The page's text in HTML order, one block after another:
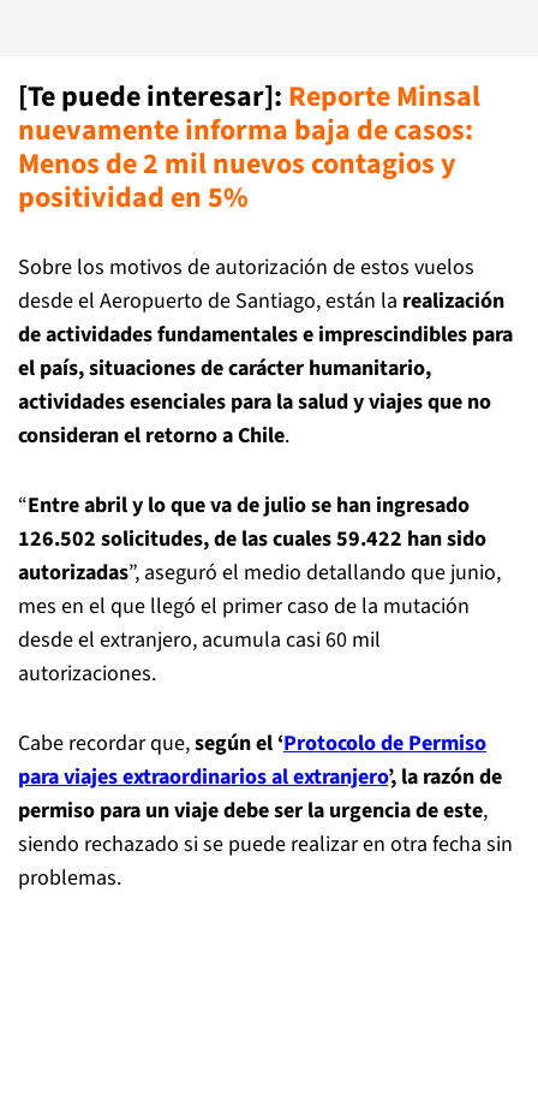
[Te puede interesar]: Reporte Minsal
nuevamente informa baja de casos:
Menos de 2 mil nuevos contagios y
positividad en 5%
Sobre los motivos de autorización de estos vuelos
desde el Aeropuerto de Santiago, están la realización
de actividades fundamentales e imprescindibles para
el país, situaciones de carácter humanitario,
actividades esenciales para la salud y viajes que no
consideran el retorno a Chile.
“Entre abril y lo que va de julio se han ingresado
126.502 solicitudes, de las cuales 59.422 han sido
autorizadas”, aseguró el medio detallando que junio,
mes en el que llegó el primer caso de la mutación
desde el extranjero, acumula casi 60 mil
autorizaciones.
Cabe recordar que,según el ‘Protocolo de Permiso
para viajes extraordinarios al extranjero’, la razón de
permiso para un viaje debe ser la urgencia de este,
siendo rechazado si se puede realizar en otra fecha sin
problemas.